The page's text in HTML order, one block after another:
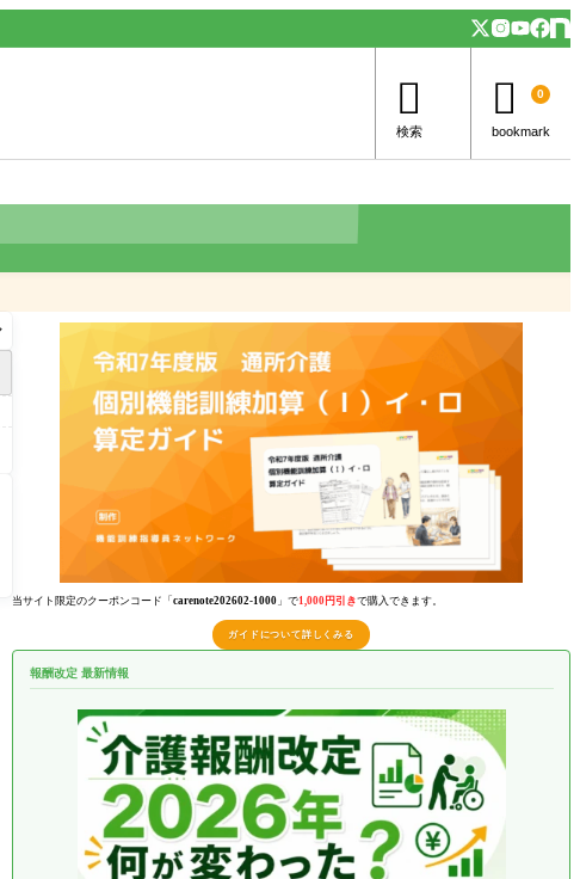

検索
 0
bookmark
当サイト限定のクーポンコード「 carenote202602-1000 」で1,000円引きで購入できます。
ガイドについて詳しくみる
報酬改定 最新情報